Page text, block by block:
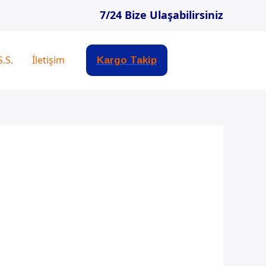
7/24 Bize Ulaşabilirsiniz
İletişim Kargo Takip